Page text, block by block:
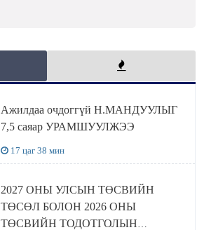
Ажилдаа очдоггүй Н.МАНДУУЛЫГ
7,5 саяар УРАМШУУЛЖЭЭ
17 цаг 38 мин
2027 ОНЫ УЛСЫН ТӨСВИЙН
ТӨСӨЛ БОЛОН 2026 ОНЫ
ТӨСВИЙН ТОДОТГОЛЫН